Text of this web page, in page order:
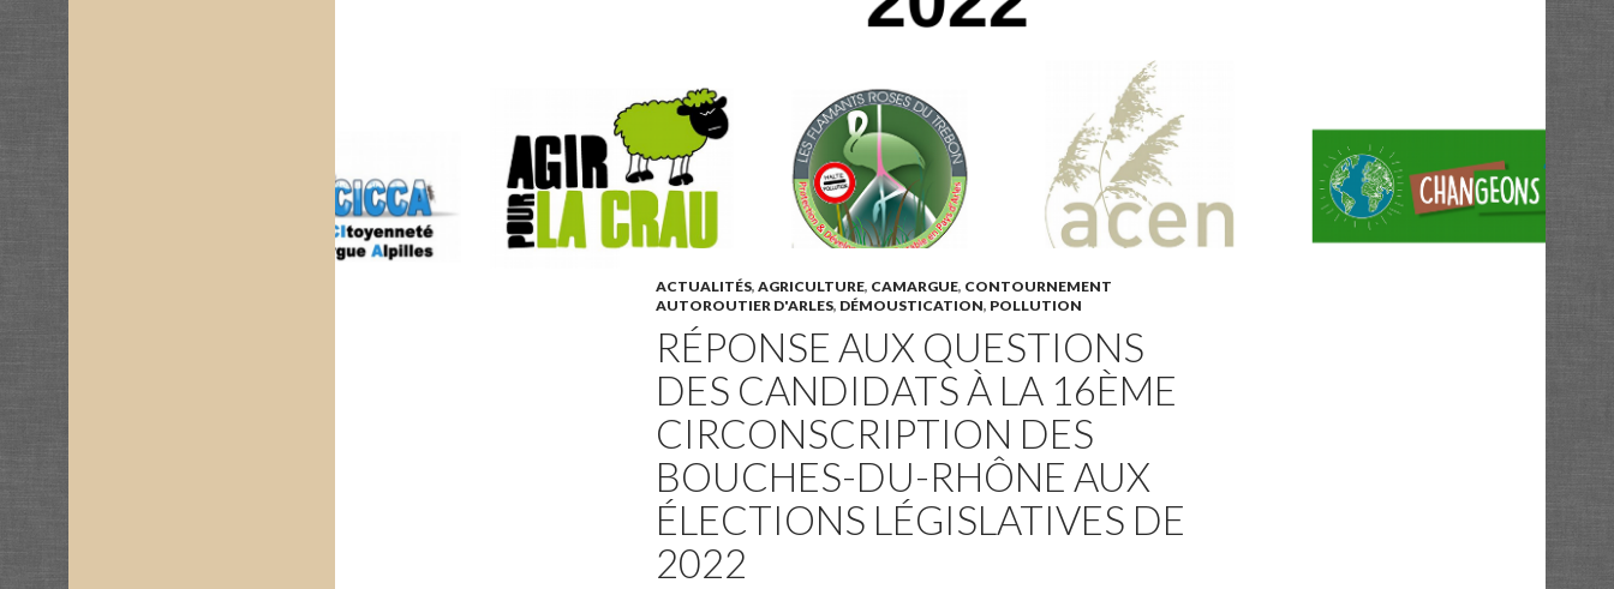
ACTUALITÉS, AGRICULTURE, CAMARGUE, CONTOURNEMENT
AUTOROUTIER D'ARLES, DÉMOUSTICATION, POLLUTION
RÉPONSE AUX QUESTIONS
DES CANDIDATS À LA 16ÈME
CIRCONSCRIPTION DES
BOUCHES-DU-RHÔNE AUX
ÉLECTIONS LÉGISLATIVES DE
2022